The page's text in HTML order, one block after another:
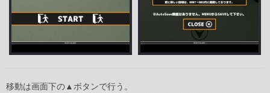
移動は画面下の▲ボタンで行う。